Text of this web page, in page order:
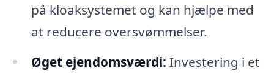
på kloaksystemet og kan hjælpe med
at reducere oversvømmelser.
Øget ejendomsværdi: Investering i et